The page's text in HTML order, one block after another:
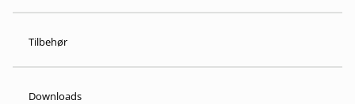
Tilbehør
Downloads